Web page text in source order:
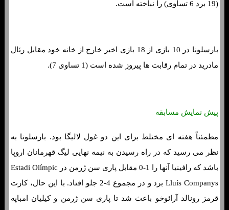
(19 برد 6 تساوی) را نباخته است.
بارسلونا در 10 بازی از 18 بازی اخیر خارج از خانه خود مقابل رئال
مادرید در تمام رقابت ها پیروز شده است (1 تساوی 7).
پیش نمایش مسابقه
مطمئناً هفته ای مختلط برای این دو غول لالیگا بود. بارسلونا به
نظر می رسید که در راه رسیدن به نیمه نهایی لیگ قهرمانان اروپا
باشد که رافینیا آنها را 1-0 مقابل پاری سن ژرمن در Estadi Olímpic
Lluís Companys برد و در مجموع 4-2 جلو افتاد. با این حال، کارت
قرمز رونالد آرائوخو باعث شد تا پاری سن ژرمن و کیلیان امباپه